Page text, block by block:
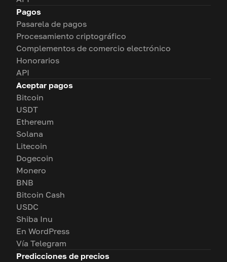
Pagos
Pasarela de pagos
Procesamiento criptográfico
Complementos de comercio electrónico
Honorarios
API
Aceptar pagos
Bitcoin
USDT
Ethereum
Solana
Litecoin
Dogecoin
Monero
BNB
Bitcoin Cash
USDC
Shiba Inu
En WordPress
Vía Telegram
Predicciones de precios